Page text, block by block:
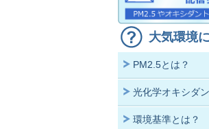
大気環境
PM2.5とは？
光化学オキシダ
環境基準とは？